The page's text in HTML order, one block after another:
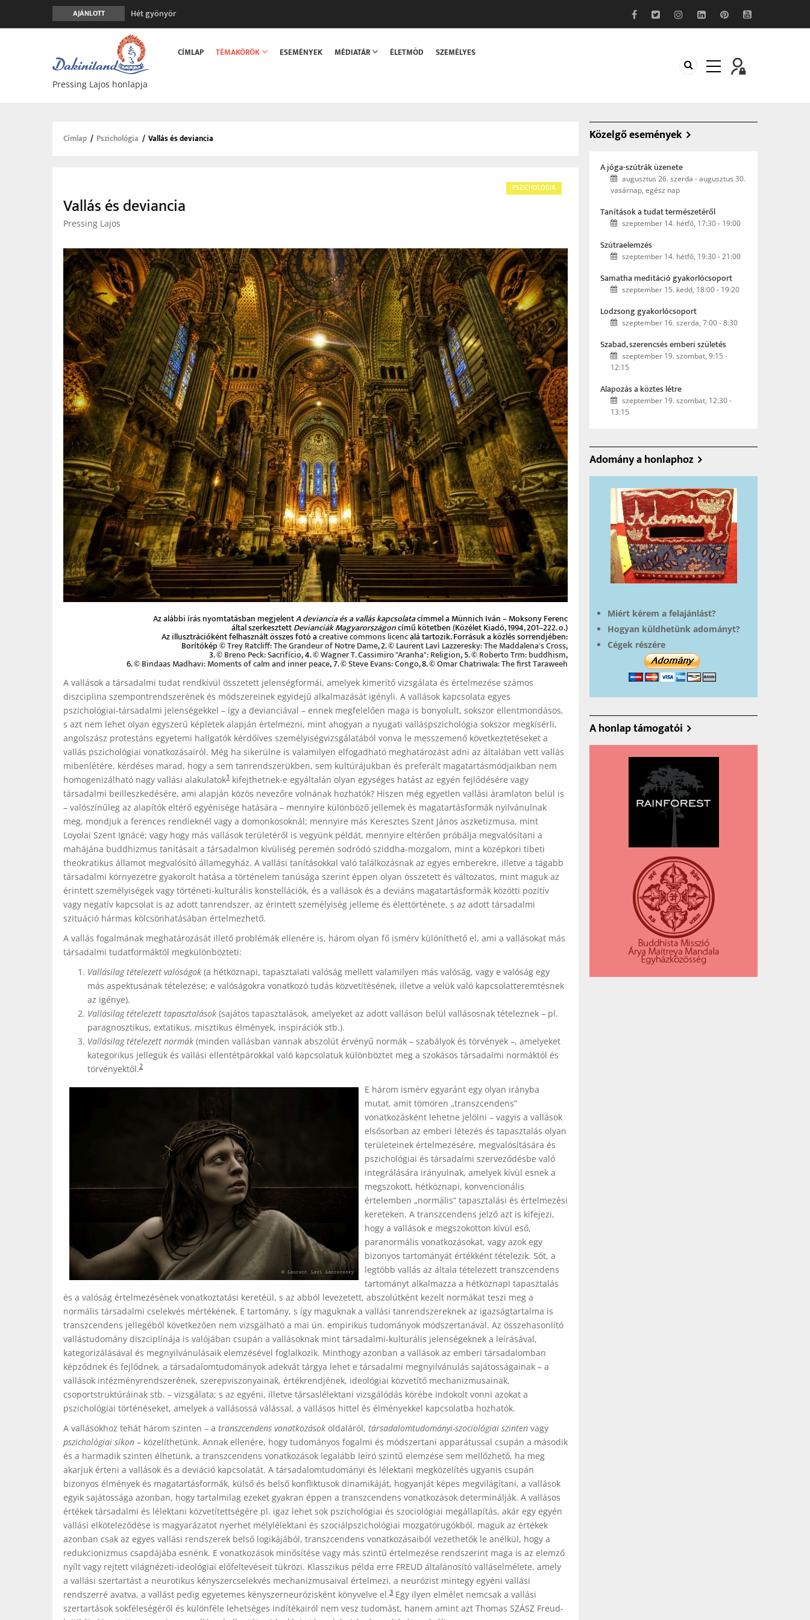
AJÁNLOTT
Hét gyönyör
A gondolatok átalakításának nyolc versszaka
Meghalni teljesen biztonságos
Minden más, mint aminek látszik
Vég nélküli leborulás
Pressing Lajos honlapja
navigation
CÍMLAP TÉMAKÖRÖK ESEMÉNYEK MÉDIATÁR ÉLETMÓD SZEMÉLYES
Morzsa
Címlap / Pszichológia / Vallás és deviancia
PSZICHOLÓGIA
Vallás és deviancia
Pressing Lajos
Az alábbi írás nyomtatásban megjelentA deviancia és a vallás kapcsolatacímmel a Münnich Iván – Moksony Ferenc
által szerkesztettDevianciák Magyarországoncímű kötetben (Közélet Kiadó, 1994, 201–222. o.)
Az illusztrációként felhasznált összes fotó acreative commons licencalá tartozik. Forrásuk a közlés sorrendjében:
Borítókép ©Trey Ratcliff: The Grandeur of Notre Dame, 2. ©Laurent Lavì Lazzeresky: The Maddalena's Cross,
3. ©Breno Peck: Sacrifício, 4. ©Wagner T. Cassimiro "Aranha": Religion, 5. ©Roberto Trm: buddhism,
6. ©Bindaas Madhavi: Moments of calm and inner peace, 7. ©Steve Evans: Congo, 8. ©Omar Chatriwala: The first Taraweeh
A vallások a társadalmi tudat rendkívül összetett jelenségformái, amelyek kimerítő vizsgálata és értelmezése számos
diszciplina szempontrendszerének és módszereinek egyidejű alkalmazását igényli. A vallások kapcsolata egyes
pszichológiai-társadalmi jelenségekkel – így a devianciával – ennek megfelelően maga is bonyolult, sokszor ellentmondásos,
s azt nem lehet olyan egyszerű képletek alapján értelmezni, mint ahogyan a nyugati valláspszichológia sokszor megkísérli,
angolszász protestáns egyetemi hallgatók kérdőíves személyiségvizsgálatából vonva le messzemenő következtetéseket a
vallás pszichológiai vonatkozásairól. Még ha sikerülne is valamilyen elfogadható meghatározást adni az általában vett vallás
mibenlétére, kérdéses marad, hogy a sem tanrendszerükben, sem kultúrájukban és preferált magatartásmódjaikban nem
homogenizálható nagy vallási alakulatok1 kifejthetnek-e egyáltalán olyan egységes hatást az egyén fejlődésére vagy
társadalmi beilleszkedésére, ami alapján közös nevezőre volnának hozhatók? Hiszen még egyetlen vallási áramlaton belül is
– valószínűleg az alapítók eltérő egyénisége hatására – mennyire különböző jellemek és magatartásformák nyilvánulnak
meg, mondjuk a ferences rendieknél vagy a domonkosoknál; mennyire más Keresztes Szent János aszketizmusa, mint
Loyolai Szent Ignácé; vagy hogy más vallások területéről is vegyünk példát, mennyire eltérően próbálja megvalósítani a
mahájána buddhizmus tanításait a társadalmon kívüliség peremén sodródó sziddha-mozgalom, mint a középkori tibeti
theokratikus államot megvalósító államegyház. A vallási tanításokkal való találkozásnak az egyes emberekre, illetve a tágabb
társadalmi környezetre gyakorolt hatása a történelem tanúsága szerint éppen olyan összetett és változatos, mint maguk az
érintett személyiségek vagy történeti-kulturális konstellációk, és a vallások és a deviáns magatartásformák közötti pozitív
vagy negatív kapcsolat is az adott tanrendszer, az érintett személyiség jelleme és élettörténete, s az adott társadalmi
szituáció hármas kölcsönhatásában értelmezhető.
A vallás fogalmának meghatározását illető problémák ellenére is, három olyan fő ismérv különíthető el, ami a vallásokat más
társadalmi tudatformáktól megkülönbözteti:
Vallásilag tételezett valóságok (a hétköznapi, tapasztalati valóság mellett valamilyen más valóság, vagy e valóság egy
más aspektusának tételezése; e valóságokra vonatkozó tudás közvetítésének, illetve a velük való kapcsolatteremtésnek
az igénye).
Vallásilag tételezett tapasztalások (sajátos tapasztalások, amelyeket az adott valláson belül vallásosnak tételeznek – pl.
paragnosztikus, extatikus, misztikus élmények, inspirációk stb.).
Vallásilag tételezett normák (minden vallásban vannak abszolút érvényű normák – szabályok és törvények –, amelyeket
kategorikus jellegük és vallási ellentétpárokkal való kapcsolatuk különböztet meg a szokásos társadalmi normáktól és
törvényektől.2
E három ismérv egyaránt egy olyan irányba
mutat, amit tömören „transzcendens”
vonatkozásként lehetne jelölni – vagyis a vallások
elsősorban az emberi létezés és tapasztalás olyan
területeinek értelmezésére, megvalósítására és
pszichológiai és társadalmi szerveződésbe való
integrálására irányulnak, amelyek kívül esnek a
megszokott, hétköznapi, konvencionális
értelemben „normális” tapasztalási és értelmezési
kereteken. A transzcendens jelző azt is kifejezi,
hogy a vallások e megszokotton kívül eső,
paranormális vonatkozásokat, vagy azok egy
bizonyos tartományát értékként tételezik. Sőt, a
legtöbb vallás az általa tételezett transzcendens
tartományt alkalmazza a hétköznapi tapasztalás
és a valóság értelmezésének vonatkoztatási keretéül, s az abból levezetett, abszolútként kezelt normákat teszi meg a
normális társadalmi cselekvés mértékének. E tartomány, s így maguknak a vallási tanrendszereknek az igazságtartalma is
transzcendens jellegéből következően nem vizsgálható a mai ún. empirikus tudományok módszertanával. Az összehasonlító
vallástudomány diszciplínája is valójában csupán a vallásoknak mint társadalmi-kulturális jelenségeknek a leírásával,
kategorizálásával és megnyilvánulásaik elemzésével foglalkozik. Minthogy azonban a vallások az emberi társadalomban
képződnek és fejlődnek, a társadalomtudományok adekvát tárgya lehet e társadalmi megnyilvánulás sajátosságainak – a
vallások intézményrendszerének, sze­repviszonyainak, értékrendjének, ideológiai közvetítő mechanizmusainak,
csoportstruktúráinak stb. – vizsgálata; s az egyéni, illetve társaslélektani vizsgálódás körébe indokolt vonni azokat a
pszichológiai történéseket, amelyek a vallásossá válással, a vallásos hittel és élményekkel kapcsolatba hozhatók.
A vallásokhoz tehát három szinten – a transzcendens vonatkozások oldaláról, társadalomtudományi-szociológiai szinten vagy
pszichológiai síkon – közelíthetünk. Annak ellenére, hogy tudományos fogalmi és módszertani apparátussal csupán a második
és a harmadik szinten élhetünk, a transzcendens vonatkozások legalább leíró szintű elemzése sem mellőzhető, ha meg
akarjuk érteni a vallások és a deviáció kapcsolatát. A társadalomtudományi és lélektani megközelítés ugyanis csupán
bizonyos élmények és magatartásformák, külső és belső konfliktusok dinamikáját, hogyanját képes megvilágítani, a vallások
egyik sajátossága azonban, hogy tartalmilag ezeket gyakran éppen a transzcendens vonatkozások determinálják. A vallásos
értékek társadalmi és lélektani közvetítettségére pl. igaz lehet sok pszichológiai és szociológiai megállapítás, akár egy egyén
vallási elköteleződése is magyarázatot nyerhet mélylélektani és szociálpszichológiai mozgatórugókból, maguk az értékek
azonban csak az egyes vallási rendszerek belső logikájából, transzcendens vonatkozásaiból vezethetők le anélkül, hogy a
redukcionizmus csapdájába esnénk. E vonatkozások minősítése vagy más szintű értelmezése rendszerint maga is az elemző
nyílt vagy rejtett világnézeti-ideológiai előfeltevéseit tükrözi. Klasszikus példa erre FREUD általánosító valláselmélete, amely
a vallási szertartást a neurotikus kényszercselekvés mechanizmusaival értelmezi, a neurózist mintegy egyéni vallási
rendszerré avatva, a vallást pedig egyetemes kényszerneurózisként könyvelve el.3 Egy ilyen elmélet nemcsak a vallási
szertartások sokféleségéről és különféle lehetséges indítékairól nem vesz tudomást, hanem amint azt Thomas SZÁSZ Freud-
Közelgő események
A jóga-szútrák üzenete
augusztus 26. szerda -augusztus 30.
vasárnap, egész nap
Tanítások a tudat természetéről
szeptember 14. hétfő, 17:30- 19:00
Szútraelemzés
szeptember 14. hétfő, 19:30-21:00
Samatha meditáció gyakorlócsoport
szeptember 15. kedd, 18:00- 19:20
Lodzsong gyakorlócsoport
szeptember 16. szerda, 7:00-8:30
Szabad, szerencsés emberi születés
szeptember 19. szombat, 9:15 -
12:15
Alapozás a köztes létre
szeptember 19. szombat, 12:30-
13:15
Adomány a honlaphoz
Miért kérem a felajánlást?
Hogyan küldhetünk adományt?
Cégek részére
A honlap támogatói